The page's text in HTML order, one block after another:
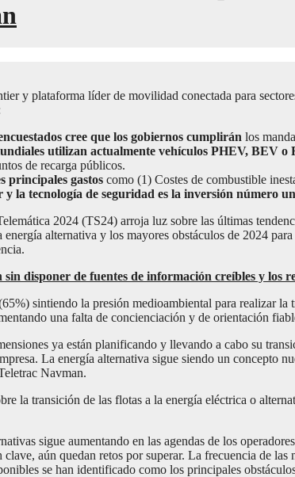
y plataforma líder de movilidad conectada para
cree que los gobiernos cumplirán los
utilizan actualmente vehículos PHEV, BEV o
de recarga públicos.
principales gastos como (1) Costes de combustible
y la tecnología de seguridad es la inversión número
2024 (TS24) arroja luz sobre las últimas
alternativa y los mayores obstáculos de 2024
sin disponer de fuentes de información creíbles y los
sintiendo la presión medioambiental para realizar
una falta de concienciación y de orientación
ya están planificando y llevando a cabo su
La energía alternativa sigue siendo un concepto
Navman.
la transición de las flotas a la energía eléctrica o
sigue aumentando en las agendas de los
aún quedan retos por superar. La frecuencia de
se han identificado como los principales